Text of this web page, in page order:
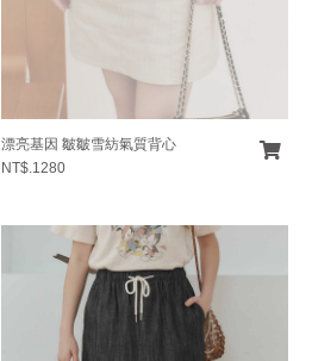
漂亮基因 皺皺雪紡氣質背心
NT$.1280